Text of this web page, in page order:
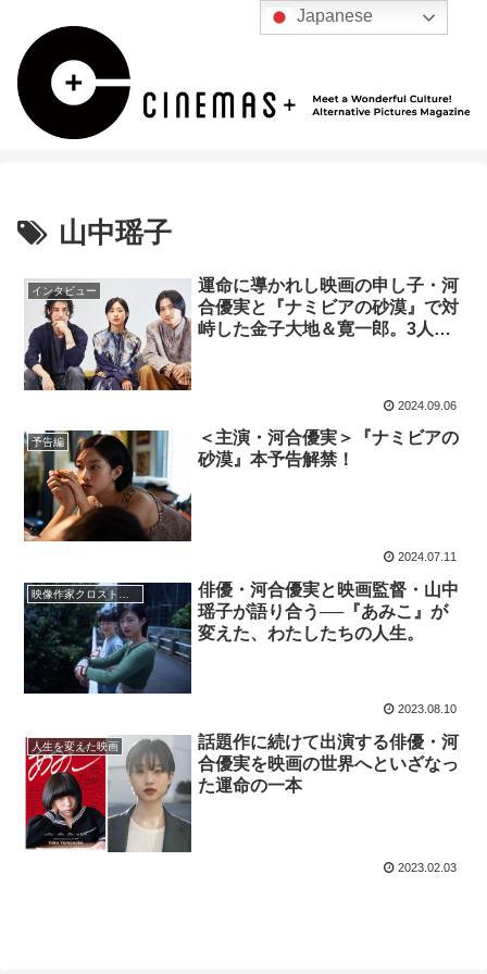
山中瑶子
インタビュー
運命に導かれし映画の申し子・河
合優実と『ナミビアの砂漠』で対
峙した金子大地＆寛一郎。3人が
2024.09.06
予告編
＜主演・河合優実＞『ナミビアの
砂漠』本予告解禁！
2024.07.11
俳優・河合優実と映画監督・山中
瑶子が語り合う──『あみこ』が
変えた、わたしたちの人生。
2023.08.10
人生を変えた映画
話題作に続けて出演する俳優・河
合優実を映画の世界へといざなっ
た運命の一本
2023.02.03
Japanese